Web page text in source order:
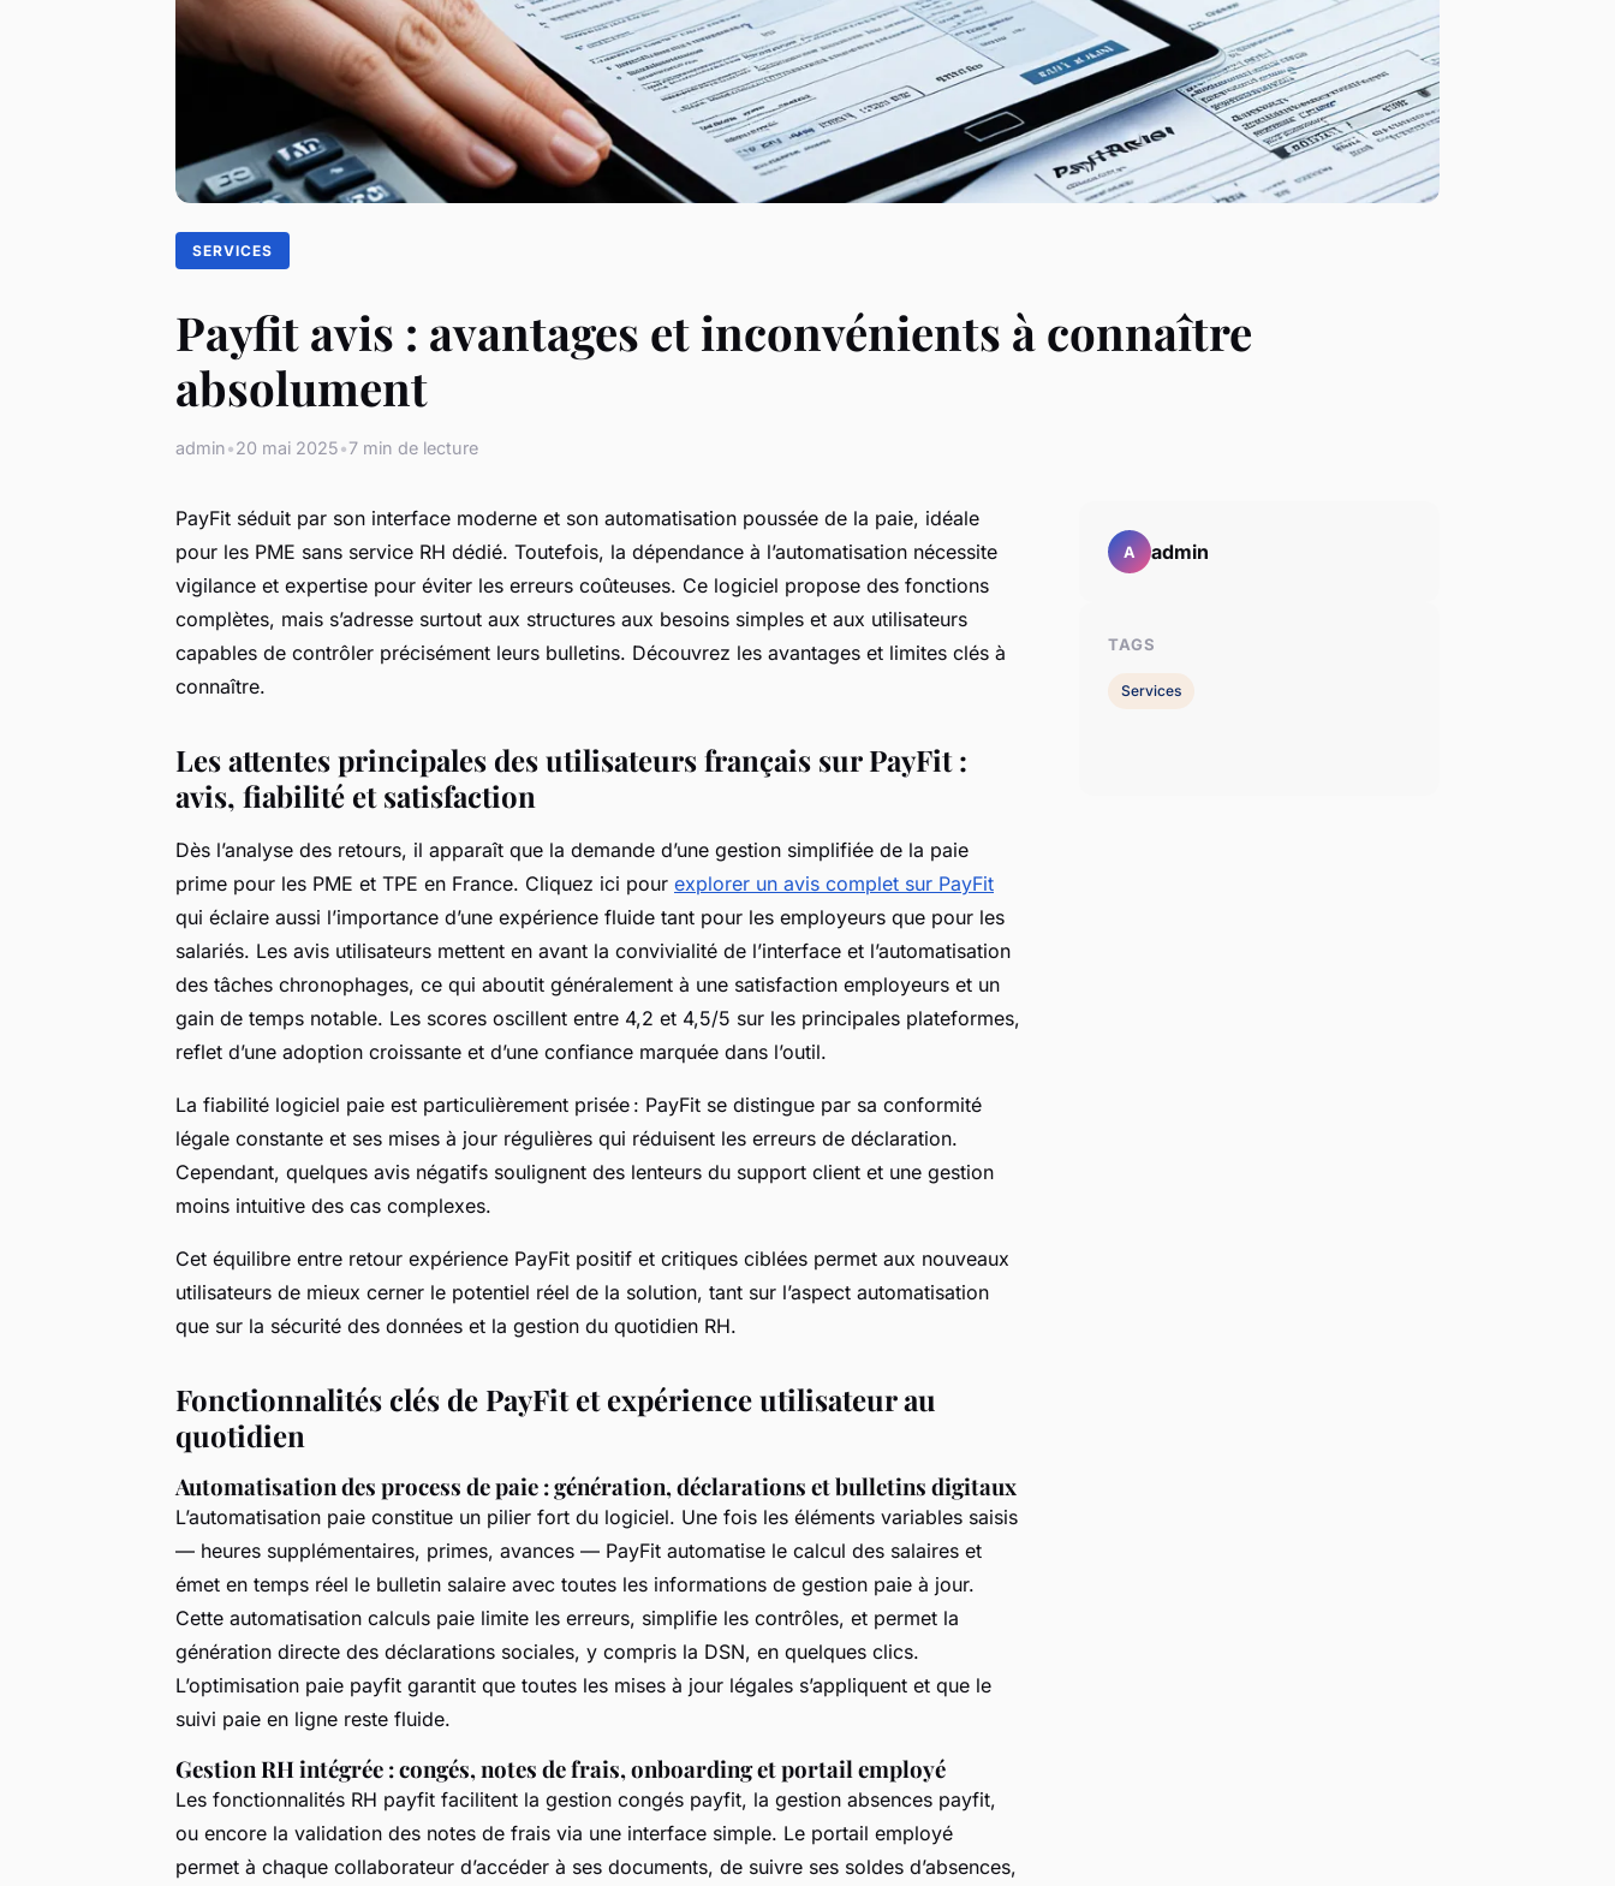
SERVICES
Payfit avis : avantages et inconvénients à connaître
absolument
admin•20 mai 2025•7 min de lecture
PayFit séduit par son interface moderne et son automatisation poussée de la paie, idéale
pour les PME sans service RH dédié. Toutefois, la dépendance à l’automatisation nécessite
vigilance et expertise pour éviter les erreurs coûteuses. Ce logiciel propose des fonctions
complètes, mais s’adresse surtout aux structures aux besoins simples et aux utilisateurs
capables de contrôler précisément leurs bulletins. Découvrez les avantages et limites clés à
connaître.
Les attentes principales des utilisateurs français sur PayFit :
avis, fiabilité et satisfaction
Dès l’analyse des retours, il apparaît que la demande d’une gestion simplifiée de la paie
prime pour les PME et TPE en France. Cliquez ici pour explorer un avis complet sur PayFit
qui éclaire aussi l’importance d’une expérience fluide tant pour les employeurs que pour les
salariés. Les avis utilisateurs mettent en avant la convivialité de l’interface et l’automatisation
des tâches chronophages, ce qui aboutit généralement à une satisfaction employeurs et un
gain de temps notable. Les scores oscillent entre 4,2 et 4,5/5 sur les principales plateformes,
reflet d’une adoption croissante et d’une confiance marquée dans l’outil.
La fiabilité logiciel paie est particulièrement prisée : PayFit se distingue par sa conformité
légale constante et ses mises à jour régulières qui réduisent les erreurs de déclaration.
Cependant, quelques avis négatifs soulignent des lenteurs du support client et une gestion
moins intuitive des cas complexes.
Cet équilibre entre retour expérience PayFit positif et critiques ciblées permet aux nouveaux
utilisateurs de mieux cerner le potentiel réel de la solution, tant sur l’aspect automatisation
que sur la sécurité des données et la gestion du quotidien RH.
Fonctionnalités clés de PayFit et expérience utilisateur au
quotidien
Automatisation des process de paie : génération, déclarations et bulletins digitaux
L’automatisation paie constitue un pilier fort du logiciel. Une fois les éléments variables saisis
— heures supplémentaires, primes, avances — PayFit automatise le calcul des salaires et
émet en temps réel le bulletin salaire avec toutes les informations de gestion paie à jour.
Cette automatisation calculs paie limite les erreurs, simplifie les contrôles, et permet la
génération directe des déclarations sociales, y compris la DSN, en quelques clics.
L’optimisation paie payfit garantit que toutes les mises à jour légales s’appliquent et que le
suivi paie en ligne reste fluide.
Gestion RH intégrée : congés, notes de frais, onboarding et portail employé
Les fonctionnalités RH payfit facilitent la gestion congés payfit, la gestion absences payfit,
ou encore la validation des notes de frais via une interface simple. Le portail employé
permet à chaque collaborateur d’accéder à ses documents, de suivre ses soldes d’absences,
A admin
TAGS
Services